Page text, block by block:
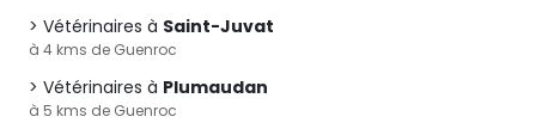
Vétérinaires à Saint-Juvat
à 4 kms de Guenroc
Vétérinaires à Plumaudan
à 5 kms de Guenroc